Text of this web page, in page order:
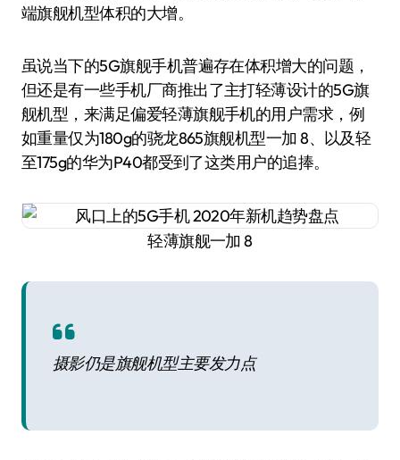
端旗舰机型体积的大增。
虽说当下的5G旗舰手机普遍存在体积增大的问题，
但还是有一些手机厂商推出了主打轻薄设计的5G旗
舰机型，来满足偏爱轻薄旗舰手机的用户需求，例
如重量仅为180g的骁龙865旗舰机型一加 8、以及轻
至175g的华为P40都受到了这类用户的追捧。
轻薄旗舰一加 8
摄影仍是旗舰机型主要发力点